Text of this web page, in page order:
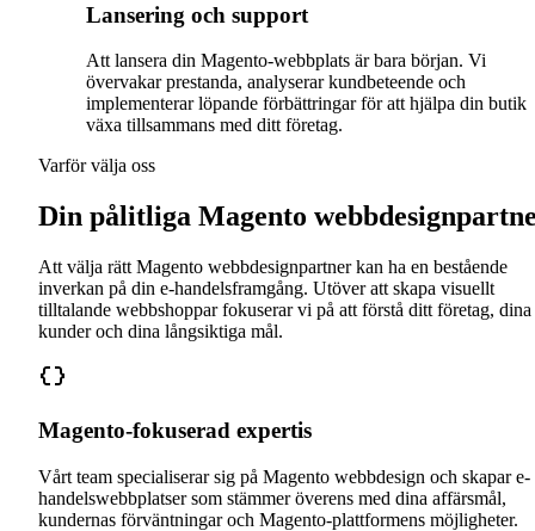
Lansering och support
Att lansera din Magento-webbplats är bara början. Vi
övervakar prestanda, analyserar kundbeteende och
implementerar löpande förbättringar för att hjälpa din butik
växa tillsammans med ditt företag.
Varför välja oss
Din pålitliga Magento
Att välja rätt Magento webbdesignpartner kan ha en bestående
inverkan på din e-handelsframgång. Utöver att skapa visuellt
tilltalande webbshoppar fokuserar vi på att förstå ditt företag, dina
kunder och dina långsiktiga mål.
Magento-fokuserad expertis
Vårt team specialiserar sig på Magento webbdesign och skapar e-
handelswebbplatser som stämmer överens med dina affärsmål,
kundernas förväntningar och Magento-plattformens möjligheter.